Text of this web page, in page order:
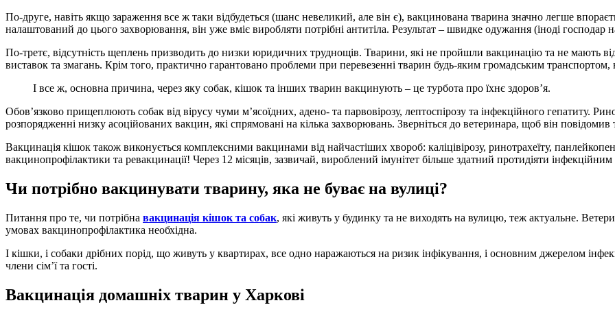
По-друге, навіть якщо зараження все ж таки відбудеться (шанс невеликий, але він є), вакцинована тварина значно легше
налаштований до цього захворювання, він уже вміє виробляти потрібні антитіла. Результат – швидке одужання (іноді господар
По-третє, відсутність щеплень призводить до низки юридичних труднощів. Тварини, які не пройшли вакцинацію та не мають
виставок та змагань. Крім того, практично гарантовано проблеми при перевезенні тварин будь-яким громадським транспортом,
І все ж, основна причина, через яку собак, кішок та інших тварин вакцинують – це турбота про їхнє здоров’я.
Обов’язково прищеплюють собак від вірусу чуми м’ясоїдних, адено- та парвовірозу, лептоспірозу та інфекційного гепатиту.
розпорядженні низку асоційованих вакцин, які спрямовані на кілька захворювань. Зверніться до ветеринара, щоб він
Вакцинація кішок також виконується комплексними вакцинами від найчастіших хвороб: каліцівірозу, ринотрахеїту,
вакцинопрофілактики та ревакцинації! Через 12 місяців, зазвичай, вироблений імунітет більше здатний протидіяти
Чи потрібно вакцинувати тварину, яка не буває на вулиці?
Питання про те, чи потрібна вакцинація кішок та собак, які живуть у будинку та не виходять на вулицю, теж актуальне.
умовах вакцинопрофілактика необхідна.
І кішки, і собаки дрібних порід, що живуть у квартирах, все одно наражаються на ризик інфікування, і основним джерелом
члени сім’ї та гості.
Вакцинація домашніх тварин у Харкові